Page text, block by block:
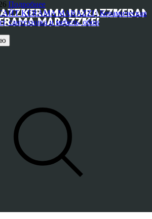
Подробнее
KERAMA MARAZZI | Керамическая
сантехника и мебель, обои